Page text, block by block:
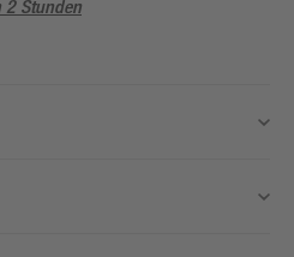
Stunden